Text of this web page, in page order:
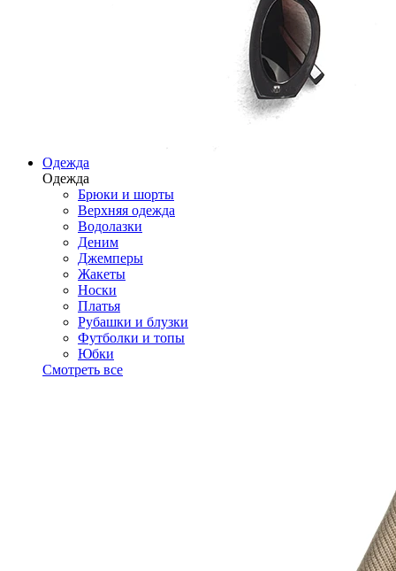
Одежда
Одежда
Брюки и шорты
Верхняя одежда
Водолазки
Деним
Джемперы
Жакеты
Носки
Платья
Рубашки и блузки
Футболки и топы
Юбки
Смотреть все